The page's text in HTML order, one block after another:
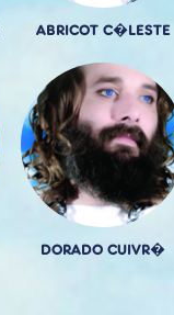
ABRICOT C�LESTE
DORADO CUIVR�